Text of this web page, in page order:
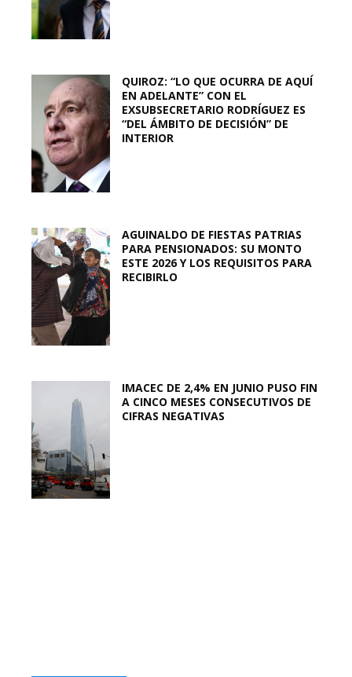
QUIROZ: “LO QUE OCURRA DE AQUÍ
EN ADELANTE” CON EL
EXSUBSECRETARIO RODRÍGUEZ ES
“DEL ÁMBITO DE DECISIÓN” DE
INTERIOR
AGUINALDO DE FIESTAS PATRIAS
PARA PENSIONADOS: SU MONTO
ESTE 2026 Y LOS REQUISITOS PARA
RECIBIRLO
IMACEC DE 2,4% EN JUNIO PUSO FIN
A CINCO MESES CONSECUTIVOS DE
CIFRAS NEGATIVAS